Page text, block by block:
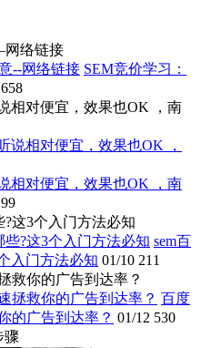
网络链接
SEM竞价学习：
658
相对便宜，效果也OK ，南
相对便宜，效果也OK ，南
?这3个入门方法必知
sem百
入门方法必知 01/10 211
救你的广告到达率？
百度
的广告到达率？ 01/12 530
骤